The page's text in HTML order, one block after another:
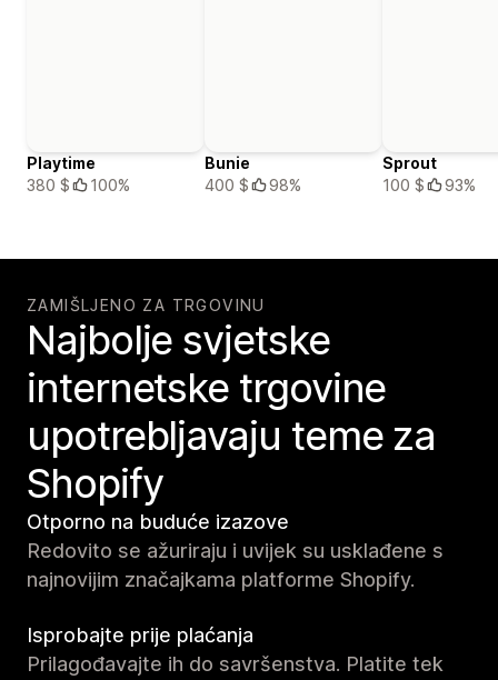
Playtime
380 $
100%
Bunie
400 $
98%
Sprout
100 $
93%
ZAMIŠLJENO ZA TRGOVINU
Najbolje svjetske
internetske trgovine
upotrebljavaju teme za
Shopify
Otporno na buduće izazove
Redovito se ažuriraju i uvijek su usklađene s
najnovijim značajkama platforme Shopify.
Isprobajte prije plaćanja
Prilagođavajte ih do savršenstva. Platite tek